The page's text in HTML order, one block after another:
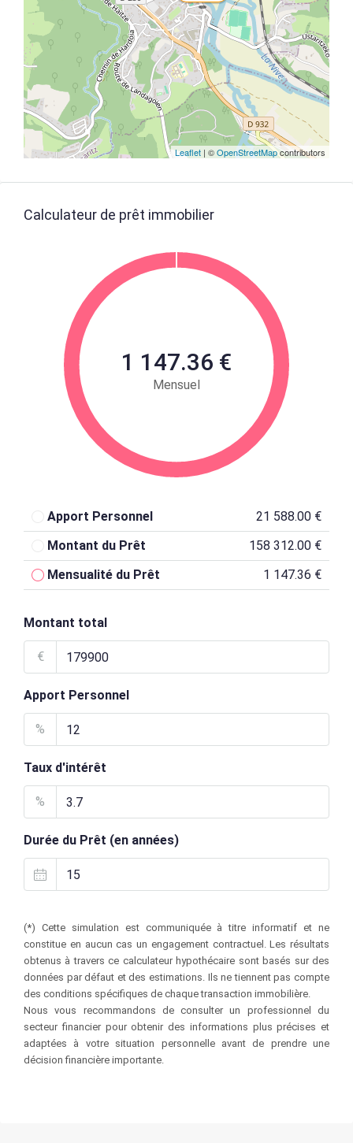
Leaflet | ©OpenStreetMapcontributors
Calculateur de prêt immobilier
1 147.36 €
Mensuel
Apport Personnel
21 588.00 €
Montant du Prêt
158 312.00 €
Mensualité du Prêt
1 147.36 €
Montant total
€
Apport Personnel
%
Taux d'intérêt
%
Durée du Prêt (en années)
(*) Cette simulation est communiquée à titre informatif et ne
constitue en aucun cas un engagement contractuel. Les résultats
obtenus à travers ce calculateur hypothécaire sont basés sur des
données par défaut et des estimations. Ils ne tiennent pas compte
des conditions spécifiques de chaque transaction immobilière.
Nous vous recommandons de consulter un professionnel du
secteur financier pour obtenir des informations plus précises et
adaptées à votre situation personnelle avant de prendre une
décision financière importante.